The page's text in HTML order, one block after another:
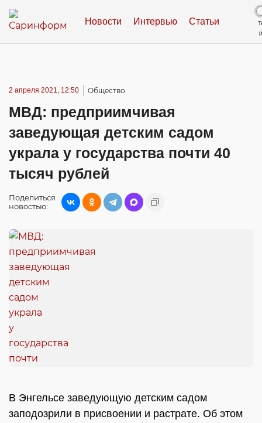
Новости Интервью Статьи
2 апреля 2021, 12:50 Общество
МВД: предприимчивая
заведующая детским садом
украла у государства почти 40
тысяч рублей
Поделиться
новостью:
В Энгельсе заведующую детским садом
заподозрили в присвоении и растрате. Об этом